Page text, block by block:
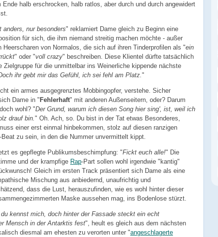
Ende halb erschrocken, halb ratlos, aber durch und durch angewidert
anders, nur besonders" reklamiert Dame gleich zu Beginn eine
für sich, die ihm niemand streitig machen möchte - außer
Heerscharen von Normalos, die sich auf ihren Tinderprofilen als "ein
" oder "voll crazy" beschreiben. Diese Klientel dürfte tatsächlich
Zielgruppe für die unmittelbar ins Weinerliche kippende nächste
ihr gebt mir das Gefühl, ich sei fehl am Platz."
ein armes ausgegrenztes Mobbingopfer, verstehe. Sicher
Dame in " Fehlerhaft" mit anderen Außenseitern, oder? Darum
wohl? "Der Grund, warum ich diesen Song hier sing', ist, weil ich
drauf bin. " Oh. Ach, so. Du bist in der Tat etwas Besonderes,
einer erst einmal hinbekommen, stolz auf diesen ranzigen
-Beat zu sein, in den die Nummer unvermittelt kippt.
es gepflegte Publikumsbeschimpfung: "Fickt euch alle!" Die
und der krampfige Rap-Part sollen wohl irgendwie "kantig"
Gleich im ersten Track präsentiert sich Dame als eine
Mischung aus anbiedernd, unaufrichtig und
dass die Lust, herauszufinden, wie es wohl hinter dieser
Maske aussehen mag, ins Bodenlose stürzt.
kennst mich, doch hinter der Fassade steckt ein echt
Mensch in der Antarktis fest", heult es gleich aus dem nächsten
diesmal am ehesten zu verorten unter "angeschlagerte